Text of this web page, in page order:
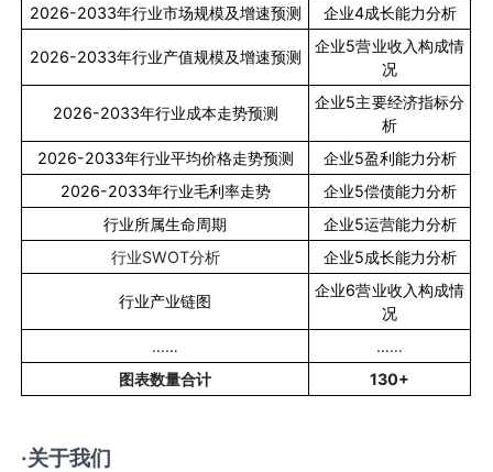
2026-2033年行业市场规模及增速预测 企业4成长能力分析
2026-2033年行业产值规模及增速预测
企业5营业收入构成情
况
2026-2033年行业成本走势预测
企业5主要经济指标分
析
2026-2033年行业平均价格走势预测 企业5盈利能力分析
2026-2033年行业毛利率走势 企业5偿债能力分析
行业所属生命周期
企业5运营能力分析
行业SWOT分析 企业5成长能力分析
行业产业链图
企业6营业收入构成情
况
……
……
图表数量合计
130+
·关于我们